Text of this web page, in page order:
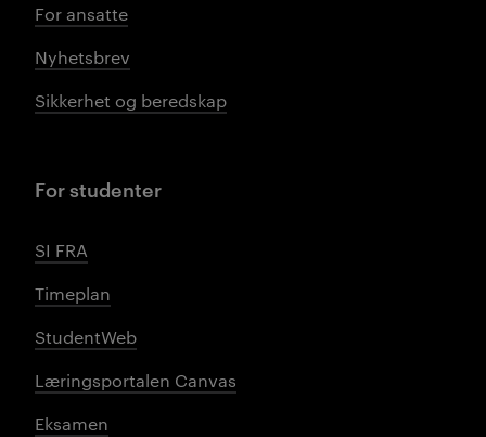
For ansatte
Nyhetsbrev
Sikkerhet og beredskap
For studenter
SI FRA
Timeplan
StudentWeb
Læringsportalen Canvas
Eksamen